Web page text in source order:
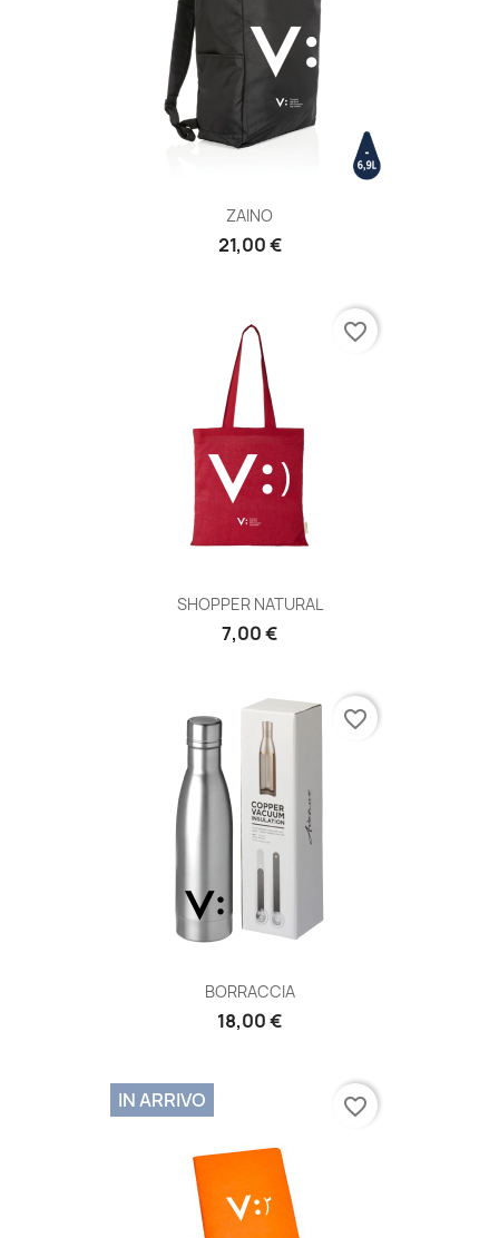
ZAINO
21,00 €
SHOPPER NATURAL
7,00 €
favorite_border
BORRACCIA
18,00 €
favorite_border
IN ARRIVO favorite_border